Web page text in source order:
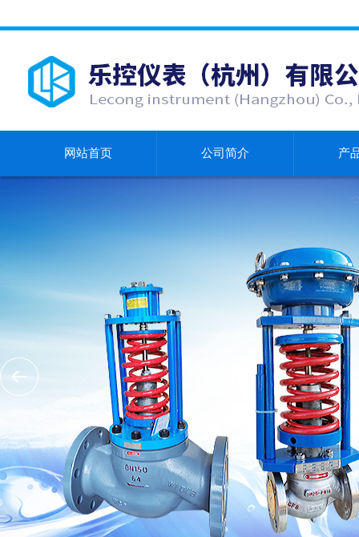
网站首页 公司简介 产